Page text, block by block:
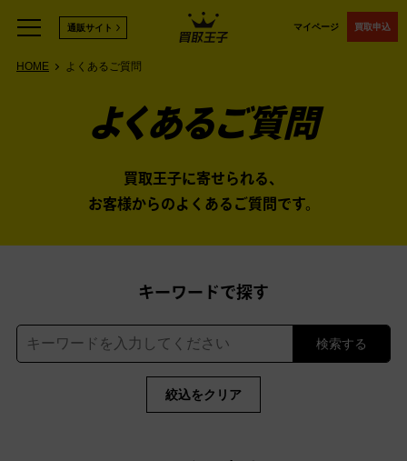
マイページ 買取申込
通販サイト
HOME よくあるご質問
よくあるご質問
買取王子に寄せられる、
お客様からのよくあるご質問です。
キーワードで探す
検索する
絞込をクリア